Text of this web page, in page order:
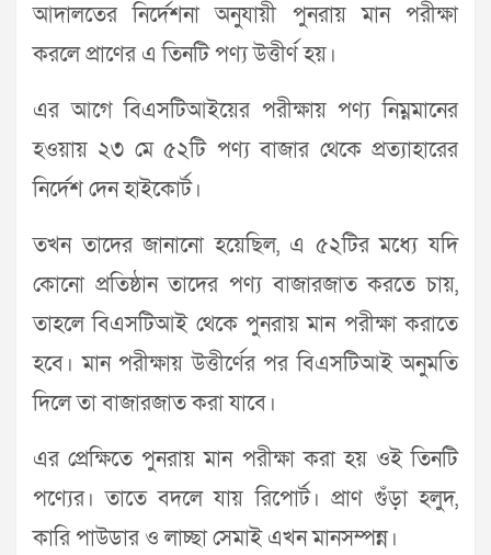
আদালতের নির্দেশনা অনুযায়ী পুনরায় মান পরীক্ষা
করলে প্রাণের এ তিনটি পণ্য উত্তীর্ণ হয়।
এর আগে বিএসটিআইয়ের পরীক্ষায় পণ্য নিম্নমানের
হওয়ায় ২৩ মে ৫২টি পণ্য বাজার থেকে প্রত্যাহারের
নির্দেশ দেন হাইকোর্ট।
তখন তাদের জানানো হয়েছিল, এ ৫২টির মধ্যে যদি
কোনো প্রতিষ্ঠান তাদের পণ্য বাজারজাত করতে চায়,
তাহলে বিএসটিআই থেকে পুনরায় মান পরীক্ষা করাতে
হবে। মান পরীক্ষায় উত্তীর্ণের পর বিএসটিআই অনুমতি
দিলে তা বাজারজাত করা যাবে।
এর প্রেক্ষিতে পুনরায় মান পরীক্ষা করা হয় ওই তিনটি
পণ্যের। তাতে বদলে যায় রিপোর্ট। প্রাণ গুঁড়া হলুদ,
কারি পাউডার ও লাচ্ছা সেমাই এখন মানসম্পন্ন।